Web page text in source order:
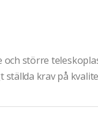
större
ställda krav på